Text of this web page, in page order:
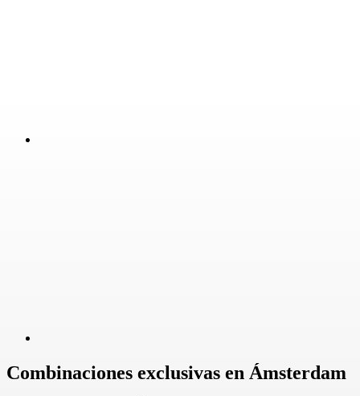
Combinaciones exclusivas en Ámsterdam